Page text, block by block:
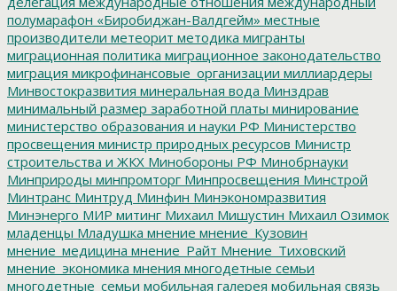
полумарафон «Биробиджан-Валдгейм» местные
производители метеорит методика мигранты
миграционная политика миграционное законодательство
миграция микрофинансовые_организации миллиардеры
Минвостокразвития минеральная вода Минздрав
минимальный размер заработной платы минирование
министерство образования и науки РФ Министерство
просвещения министр природных ресурсов Министр
строительства и ЖКХ Минобороны РФ Минобрнауки
Минприроды минпромторг Минпросвещения Минстрой
Минтранс Минтруд Минфин Минэкономразвития
Минэнерго МИР митинг Михаил Мишустин Михаил Озимок
младенцы Младушка мнение мнение_Кузовин
мнение_медицина мнение_Райт Мнение_Тиховский
мнение_экономика мнения многодетные семьи
многодетные_семьи мобильная галерея мобильная связь